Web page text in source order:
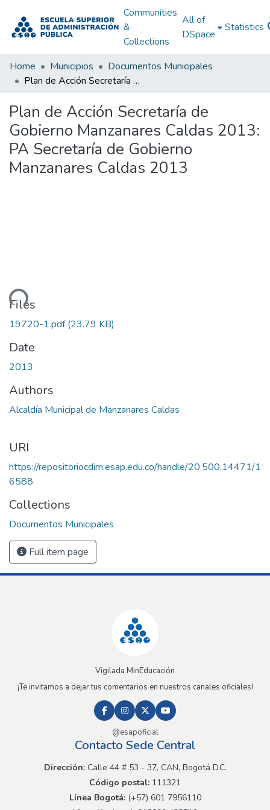
Communities
&
Collections
All of
DSpace
Statistics
Home Municipios
Documentos Municipales
Plan de Acción Secretaría de Gobierno Manzanares Caldas 2013: PA Secretaría de Gobierno Manzanares Caldas 2013
Plan de Acción Secretaría de
Gobierno Manzanares Caldas 2013:
PA Secretaría de Gobierno
Manzanares Caldas 2013
Files
19720-1.pdf(23.79 KB)
Date
2013
Authors
Alcaldía Municipal de Manzanares Caldas
URI
https://repositoriocdim.esap.edu.co/handle/20.500.14471/1
6588
Collections
Documentos Municipales
Full item page
Vigilada MinEducación
¡Te invitamos a dejar tus comentarios en nuestros canales oficiales!
@esapoficial
Contacto Sede Central
Dirección:Calle 44 # 53 - 37, CAN, Bogotá D.C.
Código postal: 111321
Línea Bogotá:(+57) 601 7956110